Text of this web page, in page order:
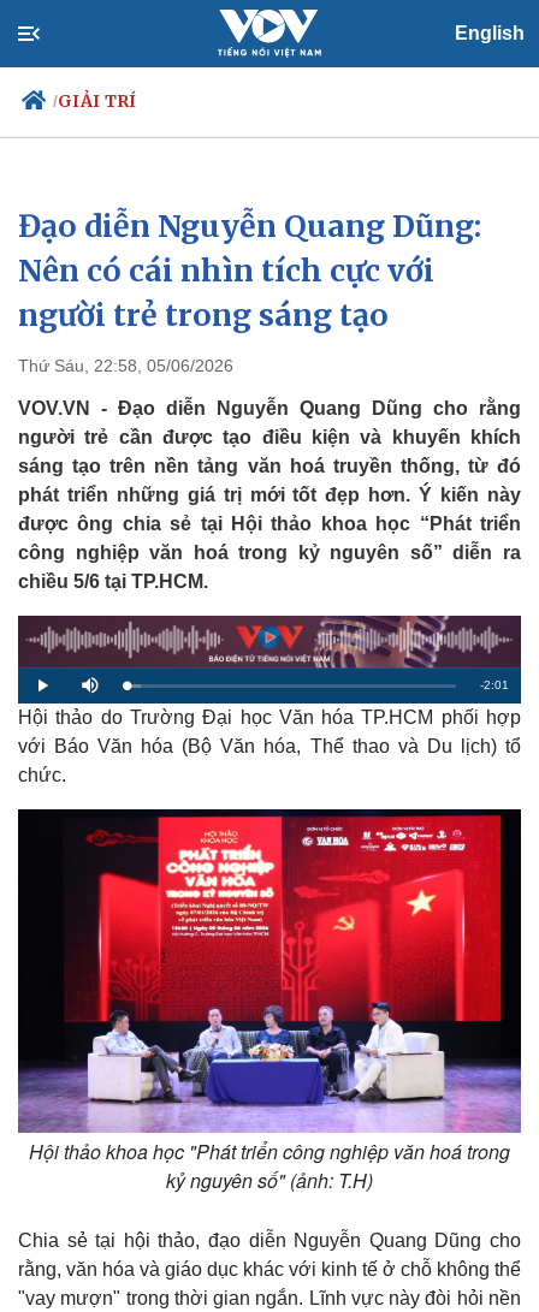
English
/GIẢI TRÍ
Chính trị
Đảng
Tổ chức nhân sự
Quốc hội
Nhận diện sự thật
Xã hội
Tin 24h
Dự báo thời tiết
Giáo dục
Dấu ấn VOV
Đạo diễn Nguyễn Quang Dũng:
Nên có cái nhìn tích cực với
người trẻ trong sáng tạo
Thứ Sáu, 22:58, 05/06/2026
VOV.VN - Đạo diễn Nguyễn Quang Dũng cho rằng
người trẻ cần được tạo điều kiện và khuyến khích
sáng tạo trên nền tảng văn hoá truyền thống, từ đó
phát triển những giá trị mới tốt đẹp hơn. Ý kiến này
được ông chia sẻ tại Hội thảo khoa học “Phát triển
công nghiệp văn hoá trong kỷ nguyên số” diễn ra
chiều 5/6 tại TP.HCM.
P
l
a
y
M
u
t
L
o
a
d
8
R
m
e
-2:01
Hội thảo do Trường Đại học Văn hóa TP.HCM phối hợp
với Báo Văn hóa (Bộ Văn hóa, Thể thao và Du lịch) tổ
chức.
Hội thảo khoa học "Phát triển công nghiệp văn hoá trong
kỷ nguyên số" (ảnh: T.H)
Chia sẻ tại hội thảo, đạo diễn Nguyễn Quang Dũng cho
rằng, văn hóa và giáo dục khác với kinh tế ở chỗ không thể
"vay mượn" trong thời gian ngắn. Lĩnh vực này đòi hỏi nền